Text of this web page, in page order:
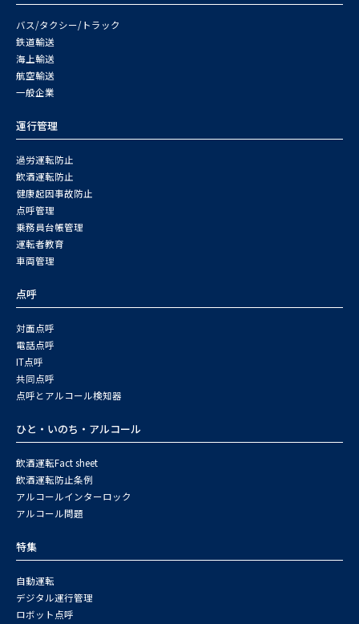
バス/タクシー/トラック
鉄道輸送
海上輸送
航空輸送
一般企業
運行管理
過労運転防止
飲酒運転防止
健康起因事故防止
点呼管理
乗務員台帳管理
運転者教育
車両管理
点呼
対面点呼
電話点呼
IT点呼
共同点呼
点呼とアルコール検知器
ひと・いのち・アルコール
飲酒運転Fact sheet
飲酒運転防止条例
アルコールインターロック
アルコール問題
特集
自動運転
デジタル運行管理
ロボット点呼